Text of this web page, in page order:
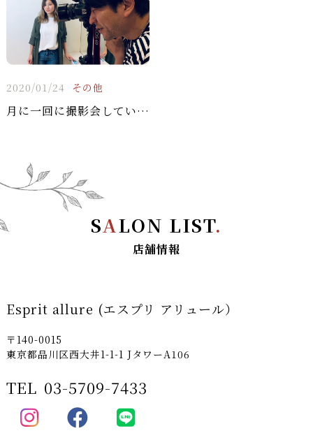
2020/01/24 その他
月に一回に撮影会しています！
SALON LIST.
店舗情報
Esprit allure (エスプリ アリュール）
〒140-0015
東京都品川区西大井1-1-1 JタワーA106
TEL 03-5709-7433